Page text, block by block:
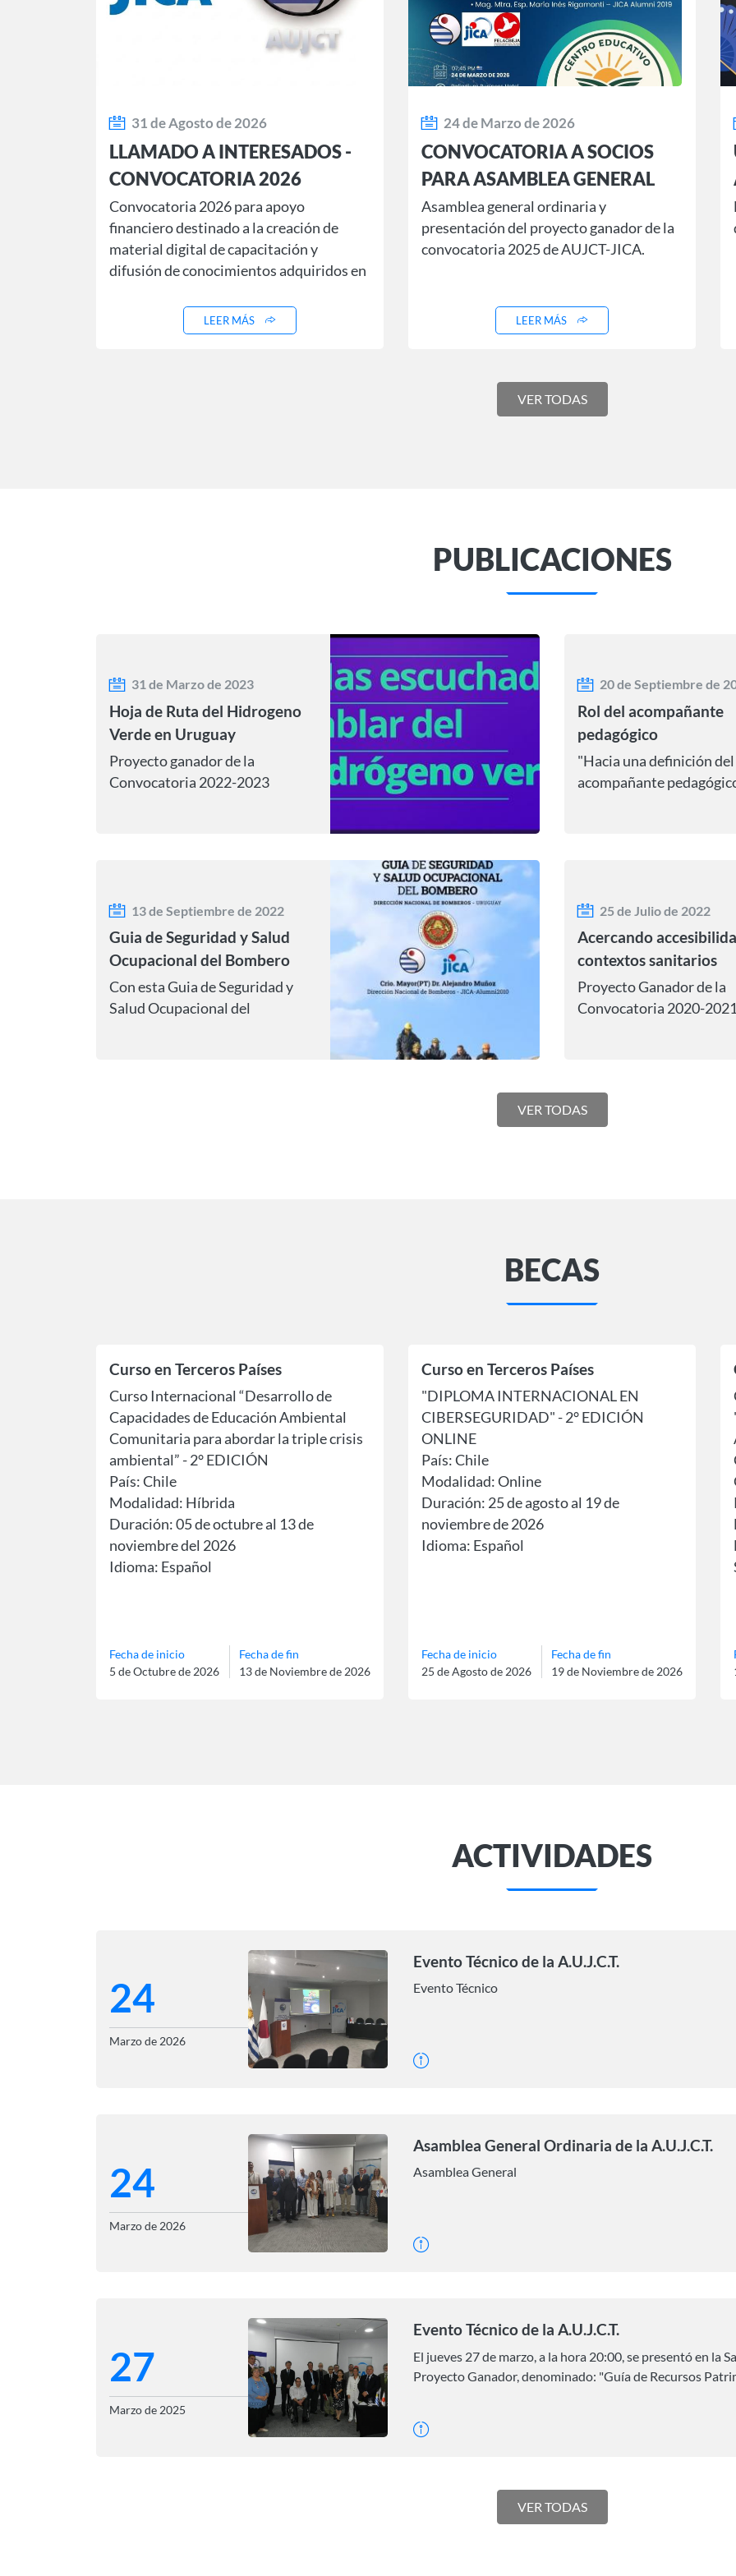
31 de Agosto de 2026
LLAMADO A INTERESADOS -
CONVOCATORIA 2026
Convocatoria 2026 para apoyo
financiero destinado a la creación de
material digital de capacitación y
difusión de conocimientos adquiridos en
LEER MÁS
24 de Marzo de 2026
CONVOCATORIA A SOCIOS
PARA ASAMBLEA GENERAL
ORDINARIA Y PRESENTACION
DE PROYECTO GANADOR
2025
Asamblea general ordinaria y
presentación del proyecto ganador de la
convocatoria 2025 de AUJCT-JICA.
LEER MÁS
VER TODAS
PUBLICACIONES
31 de Marzo de 2023
Hoja de Ruta del Hidrogeno
Verde en Uruguay
Proyecto ganador de la
Convocatoria 2022-2023
20 de Septiembre de
Rol del acompañante
pedagógico
"Hacia una definición
acompañante
13 de Septiembre de 2022
Guia de Seguridad y Salud
Ocupacional del Bombero
Con esta Guia de Seguridad y
Salud Ocupacional del
25 de Julio de 2022
Acercando
contextos sanitarios
Proyecto Ganador de la
Convocatoria 2020-
VER TODAS
BECAS
Curso en Terceros Países
Curso Internacional “Desarrollo de
Capacidades de Educación Ambiental
Comunitaria para abordar la triple crisis
ambiental” - 2° EDICIÓN
País: Chile
Modalidad: Híbrida
Duración: 05 de octubre al 13 de
noviembre del 2026
Idioma: Español
Fecha de inicio
5 de Octubre de 2026
Fecha de fin
13 de Noviembre de 2026
Curso en Terceros Países
"DIPLOMA INTERNACIONAL EN
CIBERSEGURIDAD" - 2° EDICIÓN
ONLINE
País: Chile
Modalidad: Online
Duración: 25 de agosto al 19 de
noviembre de 2026
Idioma: Español
Fecha de inicio
25 de Agosto de 2026
Fecha de fin
19 de Noviembre de 2026
ACTIVIDADES
24
Marzo de 2026
Evento Técnico de la A.U.J.C.T.
Evento Técnico
24
Marzo de 2026
Asamblea General Ordinaria de la A.U.J.C.T.
Asamblea General
27
Marzo de 2025
Evento Técnico de la A.U.J.C.T.
El jueves 27 de marzo, a la hora 20:00, se presentó en la
Proyecto Ganador, denominado: "Guía de Recursos
VER TODAS